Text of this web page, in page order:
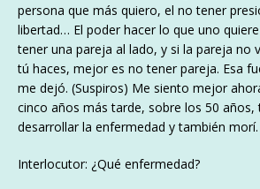
persona que más quiero, el no tener
libertad… El poder hacer lo que uno
tener una pareja al lado, y si la pareja no
tú haces, mejor es no tener pareja. Esa
me dejó. (Suspiros) Me siento mejor
cinco años más tarde, sobre los 50 años,
desarrollar la enfermedad y también morí.
Interlocutor: ¿Qué enfermedad?